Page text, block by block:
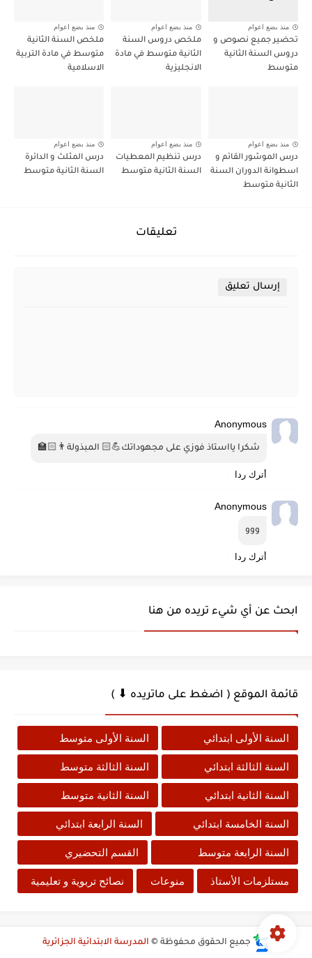
منذ بضع اعوام
تحضير جميع نصوص و
دروس السنة الثانية
متوسط
منذ بضع اعوام
ملخص دروس السنة
الثانية متوسط في مادة
الانجليزية
منذ بضع اعوام
ملخص السنة الثانية
متوسط في مادة التربية
الاسلامية
منذ بضع اعوام
درس الموشور القائم و
اسطوانة الدوران السنة
الثانية متوسط
منذ بضع اعوام
درس تنظيم المعطيات
السنة الثانية متوسط
منذ بضع اعوام
درس المثلث و الدائرة
السنة الثانية متوسط
تعليقات
إرسال تعليق
Anonymous
شكرا يااستاذ فوزي على مجهوداتك💪🏻 المبذولة👨🏻‍🏫
أترك ردا
Anonymous
ووو
أترك ردا
ابحث عن أي شيء تريده من هنا
قائمة الموقع ( اضغط على ماتريده ⬇ )
السنة الأولى ابتدائي السنة الأولى متوسط
السنة الثالثة ابتدائي السنة الثالثة متوسط
السنة الثانية ابتدائي السنة الثانية متوسط
السنة الخامسة ابتدائي السنة الرابعة ابتدائي
السنة الرابعة متوسط القسم التحضيري
مستلزمات الأستاذ منوعات نصائح تربوية و تعليمية
جميع الحقوق محفوظة © المدرسة الابتدائية الجزائرية